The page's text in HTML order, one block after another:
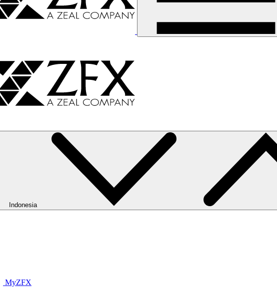
Indonesia
MyZFX